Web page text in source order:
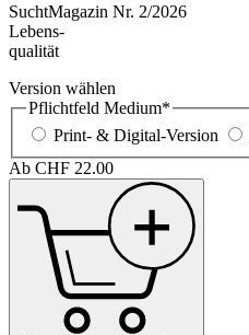
SuchtMagazin Nr. 2/2026
Lebens-
qualität
Version wählen
Pflichtfeld Medium*
Print- & Digital-Version
Ab CHF 22.00